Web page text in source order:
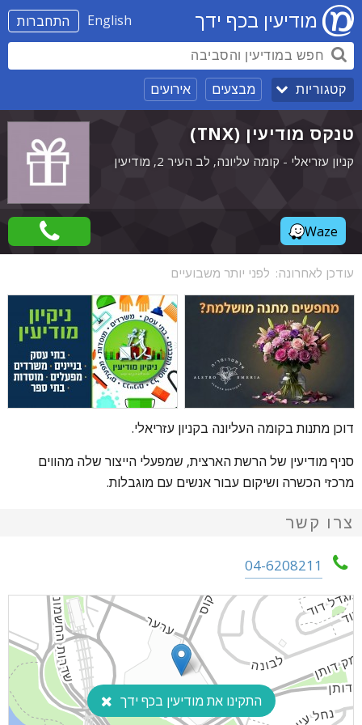
התחברות English מודיעין בכף ידך
קטגוריות מבצעים אירועים
טנקס מודיעין (TNX)
קניון עזריאלי - קומה עליונה, לב העיר 2, מודיעין
Waze
עודכן לאחרונה: לפני יותר משבועיים
דוכן מתנות בקומה העליונה בקניון עזריאלי.
סניף מודיעין של הרשת הארצית, שמפעלי הייצור שלה מהווים
מרכזי הכשרה ושיקום עבור אנשים עם מוגבלות.
צרו קשר
04-6208211
התקינו את מודיעין בכף ידך